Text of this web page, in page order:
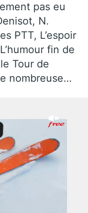
pas eu
N.
PTT, L’espoir
fin de
Tour de
nombreuse…